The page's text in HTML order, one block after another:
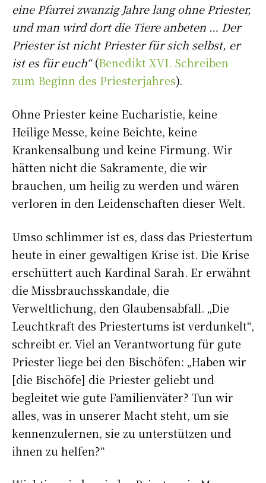
eine Pfarrei zwanzig Jahre lang ohne Priester,
und man wird dort die Tiere anbeten … Der
Priester ist nicht Priester für sich selbst, er
ist es für euch“(Benedikt XVI. Schreiben
zum Beginn des Priesterjahres).
Ohne Priester keine Eucharistie, keine
Heilige Messe, keine Beichte, keine
Krankensalbung und keine Firmung. Wir
hätten nicht die Sakramente, die wir
brauchen, um heilig zu werden und wären
verloren in den Leidenschaften dieser Welt.
Umso schlimmer ist es, dass das Priestertum
heute in einer gewaltigen Krise ist. Die Krise
erschüttert auch Kardinal Sarah. Er erwähnt
die Missbrauchsskandale, die
Verweltlichung, den Glaubensabfall. „Die
Leuchtkraft des Priestertums ist verdunkelt“,
schreibt er. Viel an Verantwortung für gute
Priester liege bei den Bischöfen: „Haben wir
[die Bischöfe] die Priester geliebt und
begleitet wie gute Familienväter? Tun wir
alles, was in unserer Macht steht, um sie
kennenzulernen, sie zu unterstützen und
ihnen zu helfen?“